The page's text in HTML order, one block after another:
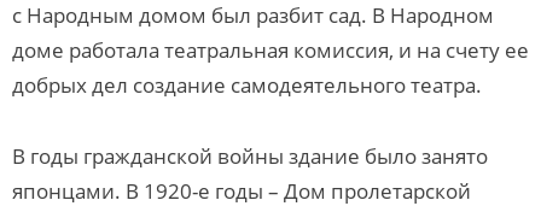
с Народным домом был разбит сад. В Народном
доме работала театральная комиссия, и на счету ее
добрых дел создание самодеятельного театра.
В годы гражданской войны здание было занято
японцами. В 1920-е годы – Дом пролетарской